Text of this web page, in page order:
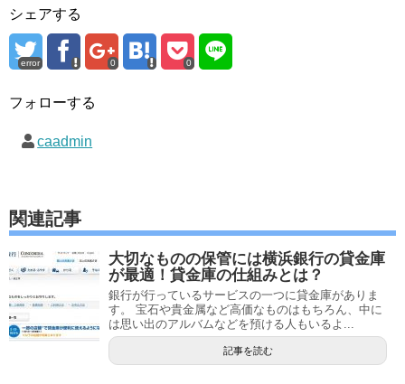
シェアする
error 0 0
フォローする
caadmin
関連記事
大切なものの保管には横浜銀行の貸金庫
が最適！貸金庫の仕組みとは？
銀行が行っているサービスの一つに貸金庫がありま
す。 宝石や貴金属など高価なものはもちろん、中に
は思い出のアルバムなどを預ける人もいるよ...
記事を読む